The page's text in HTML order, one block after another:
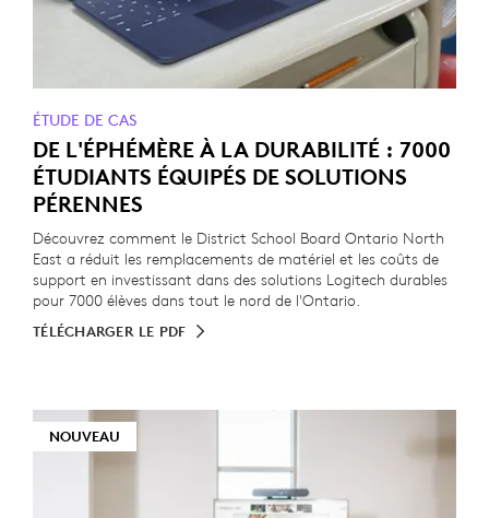
ÉTUDE DE CAS
DE L'ÉPHÉMÈRE À LA DURABILITÉ : 7000
ÉTUDIANTS ÉQUIPÉS DE SOLUTIONS
PÉRENNES
Découvrez comment le District School Board Ontario North
East a réduit les remplacements de matériel et les coûts de
support en investissant dans des solutions Logitech durables
pour 7000 élèves dans tout le nord de l'Ontario.
TÉLÉCHARGER LE PDF
NOUVEAU